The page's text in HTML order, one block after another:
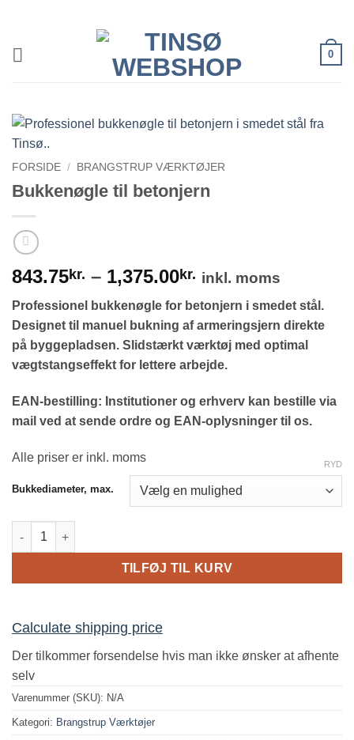
indhold
0
FORSIDE / BRANGSTRUP VÆRKTØJER
Bukkenøgle til betonjern
843.75kr. – 1,375.00kr. Prisinterval:
843.75kr.
til
1,375.00kr.
inkl. moms
Professionel bukkenøgle for betonjern i smedet stål.
Designet til manuel bukning af armeringsjern direkte
på byggepladsen. Slidstærkt værktøj med optimal
vægtstangseffekt for lettere arbejde.
EAN-bestilling: Institutioner og erhverv kan bestille via
mail ved at sende ordre og EAN-oplysninger til os.
Alle priser er inkl. moms
Bukkediameter, max.
RYD
Bukkenøgle til betonjern antal
TILFØJ TIL KURV
Calculate shipping price
Der tilkommer forsendelse hvis man ikke ønsker at afhente
selv
Varenummer (SKU): N/A
Kategori: Brangstrup Værktøjer